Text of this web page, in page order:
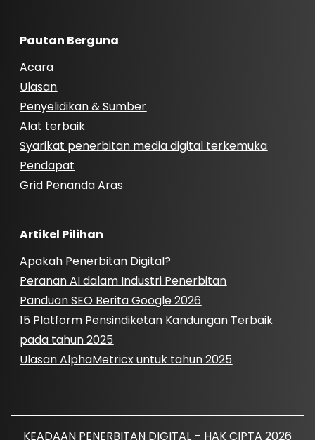
Pautan Berguna
Acara
Ulasan
Penyelidikan & Sumber
Alat terbaik
Syarikat penerbitan media digital terkemuka
Pendapat
Grid Penanda Aras
Artikel Pilihan
Apakah Penerbitan Digital?
Peranan AI dalam Industri Penerbitan
Panduan SEO Berita Google 2026
15 Platform Pensindiketan Kandungan Terbaik
pada tahun 2025
Ulasan AlphaMetricx untuk tahun 2025
KEADAAN PENERBITAN DIGITAL – HAK CIPTA 2026